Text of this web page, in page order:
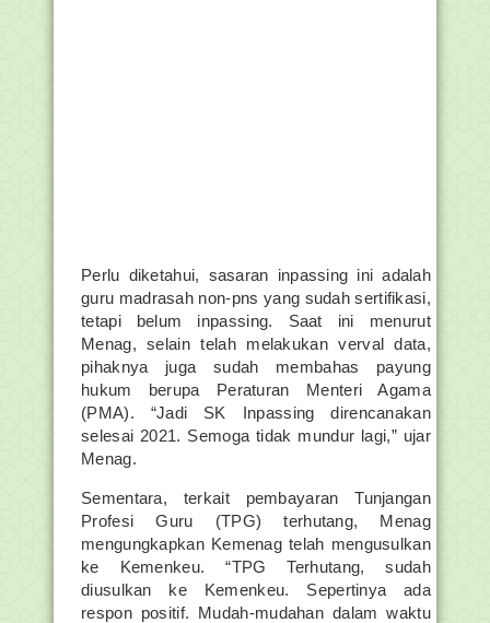
Perlu diketahui, sasaran inpassing ini adalah
guru madrasah non-pns yang sudah sertifikasi,
tetapi belum inpassing. Saat ini menurut
Menag, selain telah melakukan verval data,
pihaknya juga sudah membahas payung
hukum berupa Peraturan Menteri Agama
(PMA). “Jadi SK Inpassing direncanakan
selesai 2021. Semoga tidak mundur lagi,” ujar
Menag.
Sementara, terkait pembayaran Tunjangan
Profesi Guru (TPG) terhutang, Menag
mengungkapkan Kemenag telah mengusulkan
ke Kemenkeu. “TPG Terhutang, sudah
diusulkan ke Kemenkeu. Sepertinya ada
respon positif. Mudah-mudahan dalam waktu